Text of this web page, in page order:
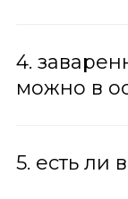
4.
можно в
5. есть ли